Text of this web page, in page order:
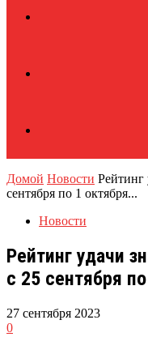
Домой Новости Рейтинг
сентября по 1 октября...
Новости
Рейтинг удачи
с 25 сентября
27 сентября 2023
0